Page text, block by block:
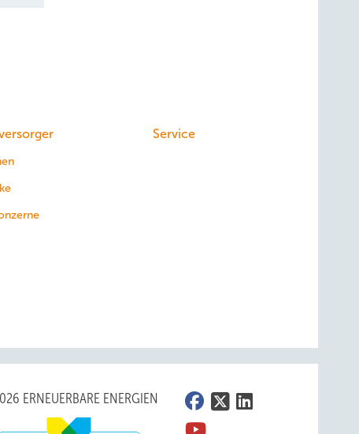
Service
ERNEUERBARE ENERGIEN